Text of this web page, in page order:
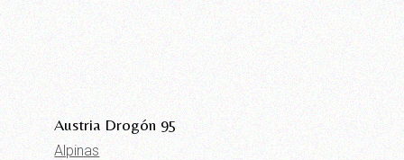
Austria Drogón 95
Alpinas